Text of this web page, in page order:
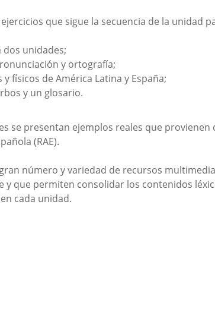
que sigue la secuencia de la unidad
dos unidades;
y ortografía;
físicos de América Latina y España;
y un glosario.
se presentan ejemplos reales que provienen
(RAE).
número y variedad de recursos
y que permiten consolidar los contenidos
cada unidad.